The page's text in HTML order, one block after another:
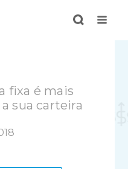
fixa é mais
sua carteira